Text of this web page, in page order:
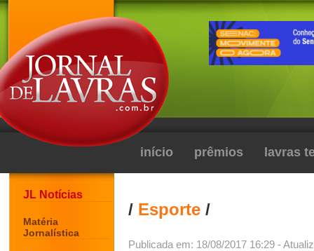
início prêmios lavras
JL Notícias
Matéria
Jornalística
/ Esporte /
Publicada em: 18/08/2017 16:29 -